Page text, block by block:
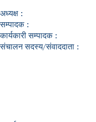
अध्यक्ष :
सम्पादक :
कार्यकारी सम्पादक :
संचालन सदस्य/संवाददाता :